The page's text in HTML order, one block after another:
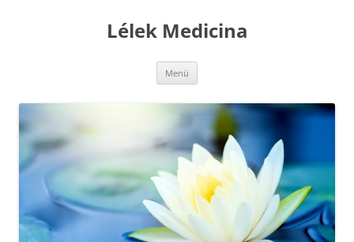
Lélek Medicina
Menü